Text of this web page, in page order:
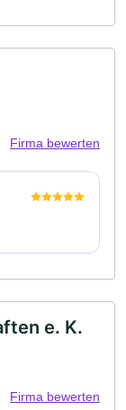
Firma bewerten
e. K.
Firma bewerten